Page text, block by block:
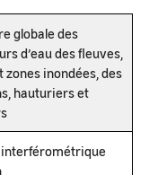
globale des
d’eau des fleuves,
zones inondées, des
hauturiers et